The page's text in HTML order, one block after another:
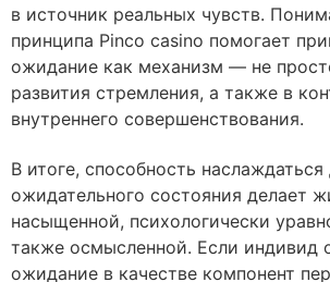
в источник реальных чувств.
принципа Pinco casino помогает
ожидание как механизм — не
развития стремления, а также в
внутреннего совершенствования.
В итоге, способность
ожидательного состояния делает
насыщенной, психологически
также осмысленной. Если индивид
ожидание в качестве компонент